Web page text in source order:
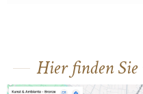
Hier finden Sie